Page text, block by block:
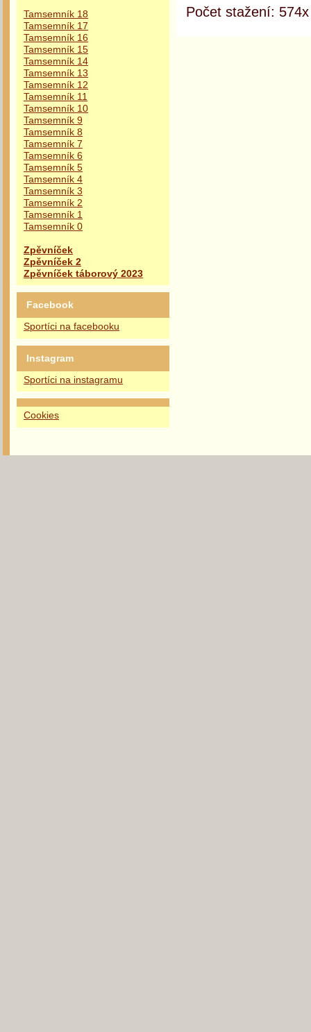
Tamsemník 18
Tamsemník 17
Tamsemník 16
Tamsemník 15
Tamsemník 14
Tamsemník 13
Tamsemník 12
Tamsemník 11
Tamsemník 10
Tamsemník 9
Tamsemník 8
Tamsemník 7
Tamsemník 6
Tamsemník 5
Tamsemník 4
Tamsemník 3
Tamsemník 2
Tamsemník 1
Tamsemník 0
Zpěvníček
Zpěvníček 2
Zpěvníček táborový 2023
Facebook
Sportíci na facebooku
Instagram
Sportíci na instagramu
Cookies
Počet stažení: 574x